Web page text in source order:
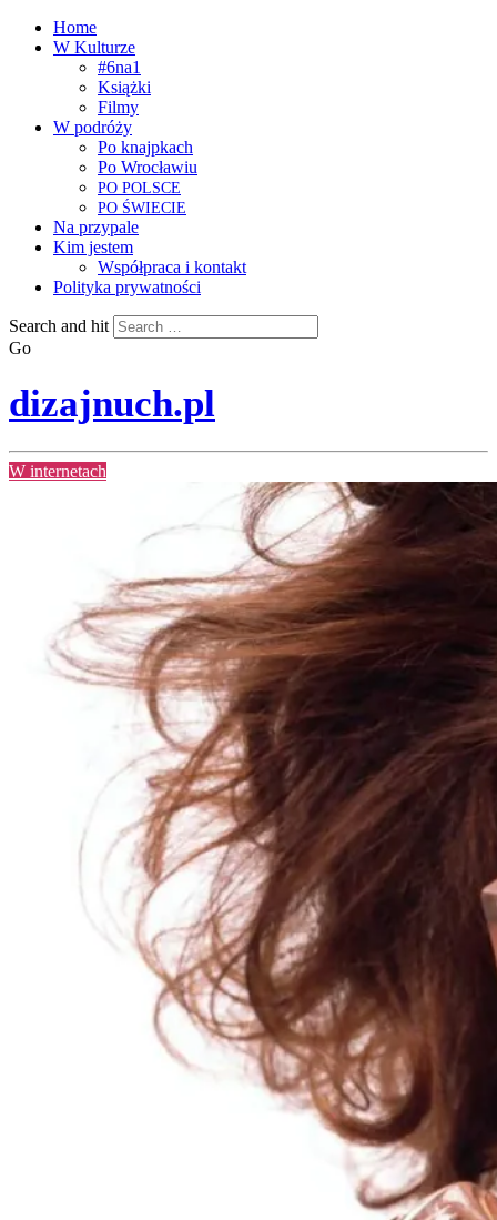
Home
W Kulturze
#6na1
Książki
Filmy
W podróży
Po knajpkach
Po Wrocławiu
PO POLSCE
PO ŚWIECIE
Na przypale
Kim jestem
Współpraca i kontakt
Polityka prywatności
Search and hit
Go
dizajnuch.pl
W internetach